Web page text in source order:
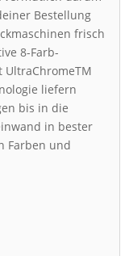
Bestellung
frisch
8-Farb-
UltraChromeTM
liefern
bis in die
in bester
Farben und